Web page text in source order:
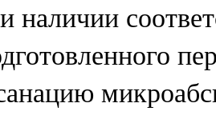
наличии